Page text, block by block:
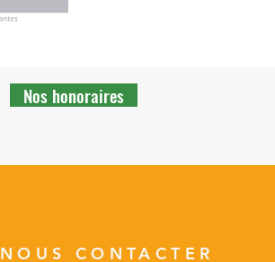
Nos honoraires
NOUS CONTACTER